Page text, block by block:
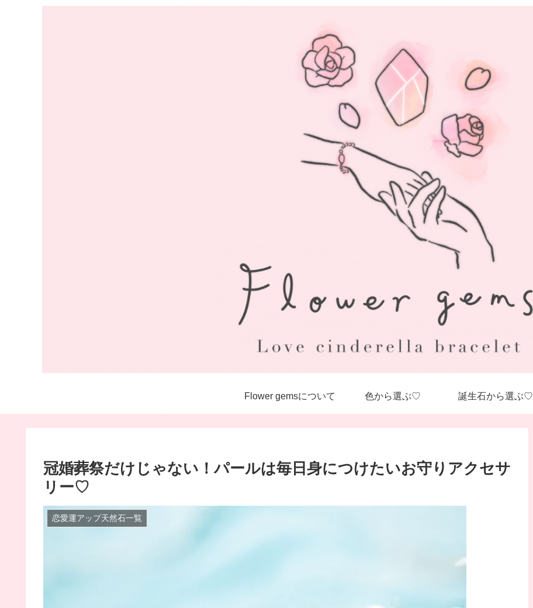
Flower gemsについて 色から選ぶ♡ 誕生石から選ぶ♡
冠婚葬祭だけじゃない！パールは毎日身につけたいお守りアクセサ
リー♡
恋愛運アップ天然石一覧